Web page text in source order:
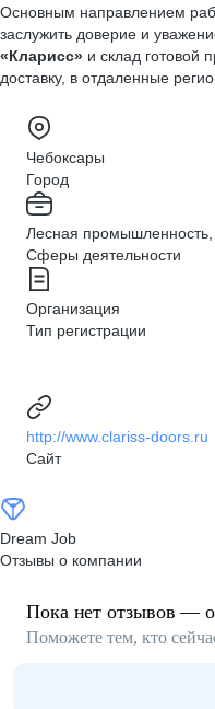
Основным направлением
заслужить доверие и
«Кларисс» и склад готовой
доставку, в отдаленные
Чебоксары
Город
Лесная промышленность,
Сферы деятельности
Организация
Тип регистрации
http://www.clariss-doors.ru
Сайт
Dream Job
Отзывы о компании
Пока нет отзывов —
Поможете тем, кто